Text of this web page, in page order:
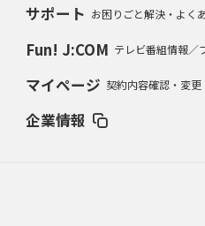
サポート お困りごと解決・よく
Fun! J:COM テレビ番組情報／
マイページ 契約内容確認・変更
企業情報